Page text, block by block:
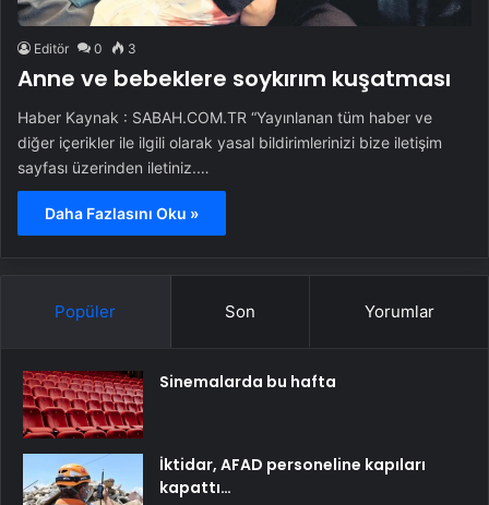
Editör 0 3
Anne ve bebeklere soykırım kuşatması
Haber Kaynak : SABAH.COM.TR “Yayınlanan tüm haber ve
diğer içerikler ile ilgili olarak yasal bildirimlerinizi bize iletişim
sayfası üzerinden iletiniz.…
Daha Fazlasını Oku »
Popüler Son Yorumlar
Sinemalarda bu hafta
İktidar, AFAD personeline kapıları
kapattı…